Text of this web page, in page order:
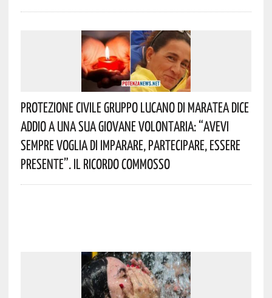
Protezione Civile Gruppo Lucano Di Maratea Dice
Addio A Una Sua Giovane Volontaria: “avevi
Sempre Voglia Di Imparare, Partecipare, Essere
Presente”. Il Ricordo Commosso